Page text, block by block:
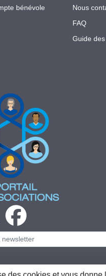
bénévole
Nous
FAQ
Guide